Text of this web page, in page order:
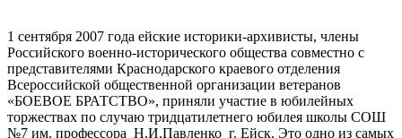
1 сентября 2007 года ейские историки-архивисты, члены
Российского военно-исторического общества совместно с
представителями Краснодарского краевого отделения
Всероссийской общественной организации ветеранов
«БОЕВОЕ БРАТСТВО», приняли участие в юбилейных
торжествах по случаю тридцатилетнего юбилея школы СОШ
№7 им. профессора Н.И.Павленко г. Ейск. Это одно из самых